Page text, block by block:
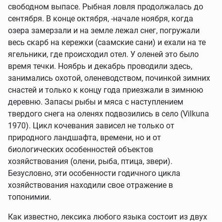
свободном выпасе. Рыбная ловля продолжалась до
сентября. В конце октября, -начале ноября, когда
озера замерзали и на земле лежал снег, погружали
весь скарб на кережки (саамские сани) и ехали на те
ягельники, где происходил отел. У оленей это было
время течки. Ноябрь и декабрь проводили здесь,
занимались охотой, оленеводством, починкой зимних
снастей и только к концу года приезжали в зимнюю
деревню. Запасы рыбы и мяса с наступлением
твердого снега на оленях подвозились в село (Vilkuna
1970). Цикл кочевания зависел не только от
природного ландшафта, времени, но и от
биологических особенностей объектов
хозяйствования (олени, рыба, птица, звери).
Безусловно, эти особенности годичного цикла
хозяйствования находили свое отражение в
топонимии.
Как известно, лексика любого языка состоит из двух